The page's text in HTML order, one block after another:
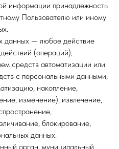
информации принадлежность
Пользователю или иному
данных — любое действие
(операций),
средств автоматизации или
с персональными данными,
накопление,
изменение), извлечение,
блокирование,
данных.
орган, муниципальный